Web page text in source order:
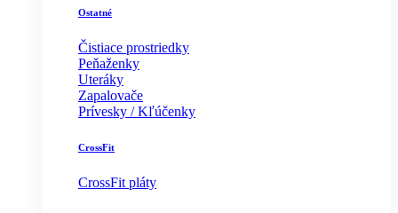
Ostatné
Čistiace prostriedky
Peňaženky
Uteráky
Zapalovače
Prívesky / Kľúčenky
CrossFit
CrossFit pláty